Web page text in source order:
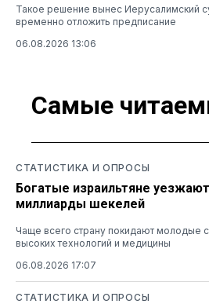
Такое решение вынес Иерусалимский
временно отложить предписание
06.08.2026 13:06
Самые
СТАТИСТИКА И ОПРОСЫ
Богатые израильтяне
миллиарды шекелей
Чаще всего страну покидают молодые
высоких технологий и медицины
06.08.2026 17:07
СТАТИСТИКА И ОПРОСЫ